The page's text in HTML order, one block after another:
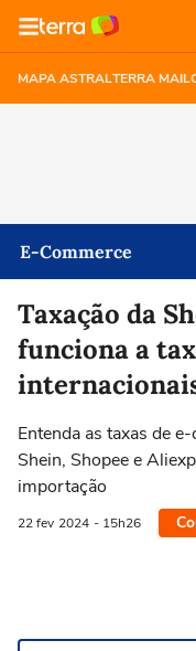
MAPA ASTRALTERRA MAIL
E-Commerce
Taxação da
funciona a
Entenda as taxas de
Shein, Shopee e
importação
22 fev 2024 - 15h26